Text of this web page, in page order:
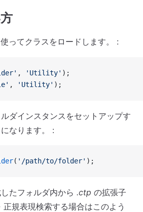
ってクラスをロードします。 :
, 'Utility' );
, 'Utility' );
ダインスタンスをセットアップす
なります。 :
( '/path/to/folder' );
たフォルダ内から .ctp の拡張子
規表現検索する場合はこのよう